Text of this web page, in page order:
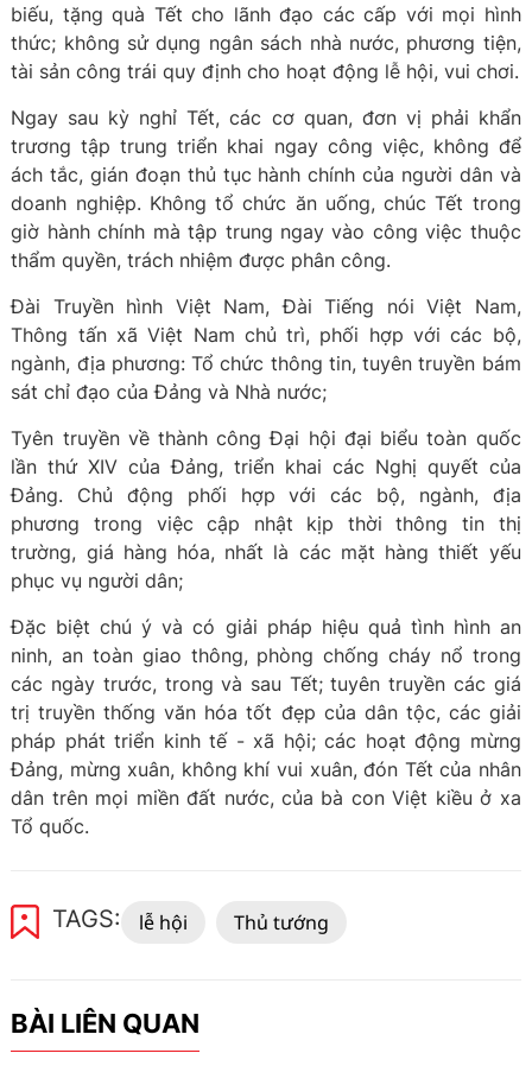
biếu, tặng quà Tết cho lãnh đạo các cấp với mọi hình
thức; không sử dụng ngân sách nhà nước, phương tiện,
tài sản công trái quy định cho hoạt động lễ hội, vui chơi.
Ngay sau kỳ nghỉ Tết, các cơ quan, đơn vị phải khẩn
trương tập trung triển khai ngay công việc, không để
ách tắc, gián đoạn thủ tục hành chính của người dân và
doanh nghiệp. Không tổ chức ăn uống, chúc Tết trong
giờ hành chính mà tập trung ngay vào công việc thuộc
thẩm quyền, trách nhiệm được phân công.
Đài Truyền hình Việt Nam, Đài Tiếng nói Việt Nam,
Thông tấn xã Việt Nam chủ trì, phối hợp với các bộ,
ngành, địa phương: Tổ chức thông tin, tuyên truyền bám
sát chỉ đạo của Đảng và Nhà nước;
Tyên truyền về thành công Đại hội đại biểu toàn quốc
lần thứ XIV của Đảng, triển khai các Nghị quyết của
Đảng. Chủ động phối hợp với các bộ, ngành, địa
phương trong việc cập nhật kịp thời thông tin thị
trường, giá hàng hóa, nhất là các mặt hàng thiết yếu
phục vụ người dân;
Đặc biệt chú ý và có giải pháp hiệu quả tình hình an
ninh, an toàn giao thông, phòng chống cháy nổ trong
các ngày trước, trong và sau Tết; tuyên truyền các giá
trị truyền thống văn hóa tốt đẹp của dân tộc, các giải
pháp phát triển kinh tế - xã hội; các hoạt động mừng
Đảng, mừng xuân, không khí vui xuân, đón Tết của nhân
dân trên mọi miền đất nước, của bà con Việt kiều ở xa
Tổ quốc.
TAGS: lễ hội Thủ tướng
BÀI LIÊN QUAN